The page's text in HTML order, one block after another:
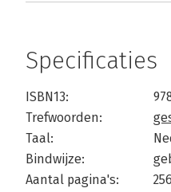
Specificaties
ISBN13:
Trefwoorden:
Taal:
Bindwijze:
Aantal pagina's:
256